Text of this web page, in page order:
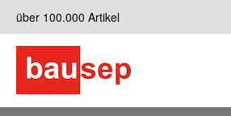
Zum
Inhalt
springen
über 100.000 Artikel